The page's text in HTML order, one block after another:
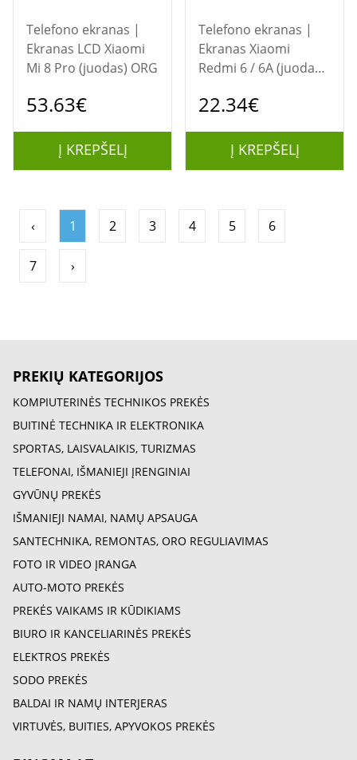
Telefono ekranas |
Ekranas LCD Xiaomi
Mi 8 Pro (juodas) ORG
53.63€
Į KREPŠELĮ
Telefono ekranas |
Ekranas Xiaomi
Redmi 6 / 6A (juodas)
22.34€
Į KREPŠELĮ
‹ 1 2 3 4 5 6
7 ›
PREKIŲ KATEGORIJOS
KOMPIUTERINĖS TECHNIKOS PREKĖS
BUITINĖ TECHNIKA IR ELEKTRONIKA
SPORTAS, LAISVALAIKIS, TURIZMAS
TELEFONAI, IŠMANIEJI ĮRENGINIAI
GYVŪNŲ PREKĖS
IŠMANIEJI NAMAI, NAMŲ APSAUGA
SANTECHNIKA, REMONTAS, ORO REGULIAVIMAS
FOTO IR VIDEO ĮRANGA
AUTO-MOTO PREKĖS
PREKĖS VAIKAMS IR KŪDIKIAMS
BIURO IR KANCELIARINĖS PREKĖS
ELEKTROS PREKĖS
SODO PREKĖS
BALDAI IR NAMŲ INTERJERAS
VIRTUVĖS, BUITIES, APYVOKOS PREKĖS